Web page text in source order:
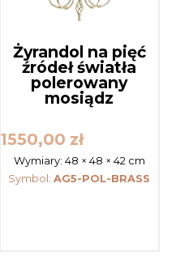
Żyrandol na pięć
źródeł światła
polerowany
mosiądz
1550,00 zł
Wymiary: 48 × 48 × 42 cm
Symbol:AG5-POL-BRASS